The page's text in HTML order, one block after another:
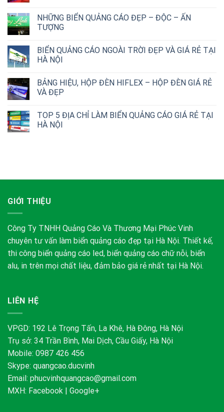
NHỮNG BIỂN QUẢNG CÁO ĐẸP – ĐỘC – ẤN
TƯỢNG
BIỂN QUẢNG CÁO NGOÀI TRỜI ĐẸP VÀ GIÁ RẺ TẠI
HÀ NỘI
BẢNG HIỆU, HỘP ĐÈN HIFLEX – HỘP ĐÈN GIÁ RẺ
VÀ ĐẸP
TOP 5 ĐỊA CHỈ LÀM BIỂN QUẢNG CÁO GIÁ RẺ TẠI
HÀ NỘI
GIỚI THIỆU
Công Ty TNHH Quảng Cáo Và Thương Mại Phúc Vinh
chuyên tư vấn làm biển quảng cáo đẹp tại Hà Nội. Thiết kế,
thi công biển quảng cáo led, biển quảng cáo chữ nỗi, biển
alu, in trên mọi chất liệu, đảm bảo giá rẻ nhất tại Hà Nội.
LIÊN HỆ
VPGD: 192 Lê Trọng Tấn, La Khê, Hà Đông, Hà Nội
Trụ sở: 34 Trần Bình, Mai Dịch, Cầu Giấy, Hà Nội
Mobile: 0987 426 456
Skype: quangcao.ducvinh
Email: phucvinhquangcao@gmail.com
MXH: Facebook | Google+